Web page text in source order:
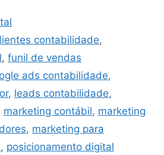
contabilidade,
, funil de vendas
ads contabilidade,
, leads contabilidade,
marketing contábil, marketing
, marketing para
, posicionamento digital